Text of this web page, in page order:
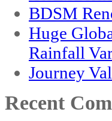
BDSM
Huge
Rainfall
Journey
Recent